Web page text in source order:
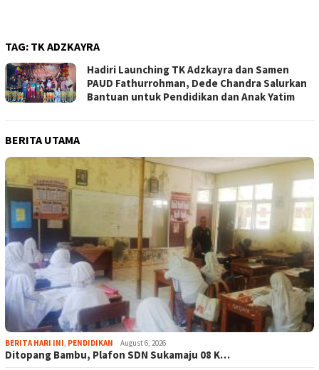
TAG: TK ADZKAYRA
Hadiri Launching TK Adzkayra dan Samen
PAUD Fathurrohman, Dede Chandra Salurkan
Bantuan untuk Pendidikan dan Anak Yatim
BERITA UTAMA
BERITA HARI INI, PENDIDIKAN August 6, 2026
Ditopang Bambu, Plafon SDN Sukamaju 08 K…